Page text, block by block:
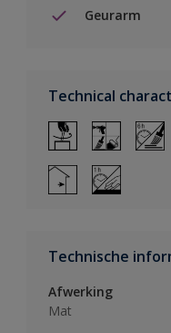
Geurarm
Technical
Technische
Afwerking
Mat